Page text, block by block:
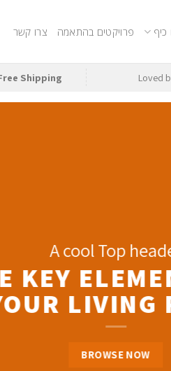
כיף פרויקטים בהתאמה צרו קשר
Loved
Shipping
A cool Top
KEY
LIVING
BROWSE NOW